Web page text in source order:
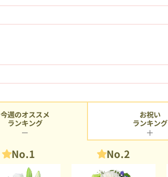
今週のオススメ
ランキング
No.1 No.2
お祝い
ランキング